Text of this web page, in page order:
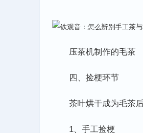
压茶机制作的毛茶
四、捡梗环节
茶叶烘干成为毛茶
1、手工捡梗